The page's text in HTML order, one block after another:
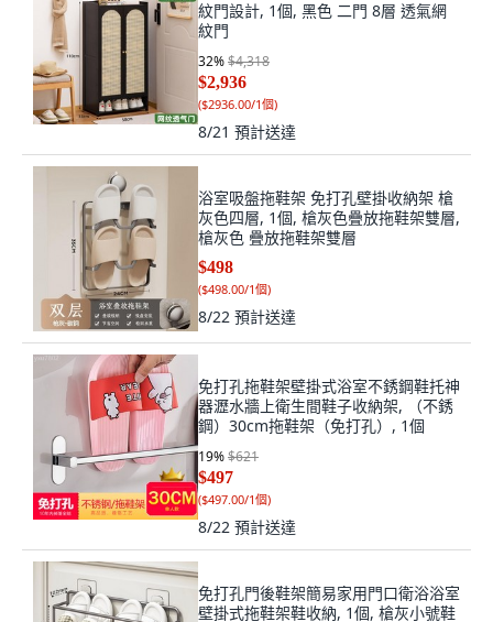
紋門設計, 1個, 黑色 二門 8層 透氣網
紋門
32%$4,318
$2,936
($2936.00/1個)
8/21 預計送達
浴室吸盤拖鞋架 免打孔壁掛收納架 槍
灰色四層, 1個, 槍灰色疊放拖鞋架雙層,
槍灰色 疊放拖鞋架雙層
$498
($498.00/1個)
8/22 預計送達
免打孔拖鞋架壁掛式浴室不銹鋼鞋托神
器瀝水牆上衛生間鞋子收納架, （不銹
鋼）30cm拖鞋架（免打孔）, 1個
19%$621
$497
($497.00/1個)
8/22 預計送達
免打孔門後鞋架簡易家用門口衛浴浴室
壁掛式拖鞋架鞋收納, 1個, 槍灰小號鞋